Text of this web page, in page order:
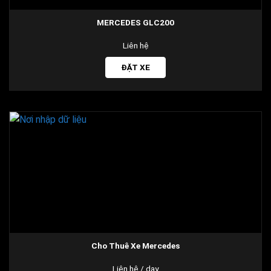
MERCEDES GLC200
Liên hệ
ĐẶT XE
Cho Thuê Xe Mercedes
Liên hệ / day